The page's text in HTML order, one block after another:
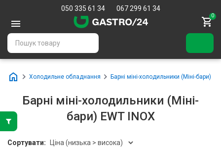
050 335 61 34 067 299 61 34
0
Холодильне обладнання Барні міні-холодильники (Міні-бари)
Барні міні-холодильники (Міні-
бари) EWT INOX
Сортувати: